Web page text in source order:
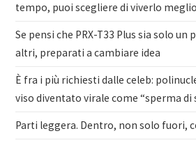
tempo, puoi scegliere di viverlo meglio
Se pensi che PRX-T33 Plus sia solo
altri, preparati a cambiare idea
È fra i più richiesti dalle celeb:
viso diventato virale come “sperma di
Parti leggera. Dentro, non solo fuori,